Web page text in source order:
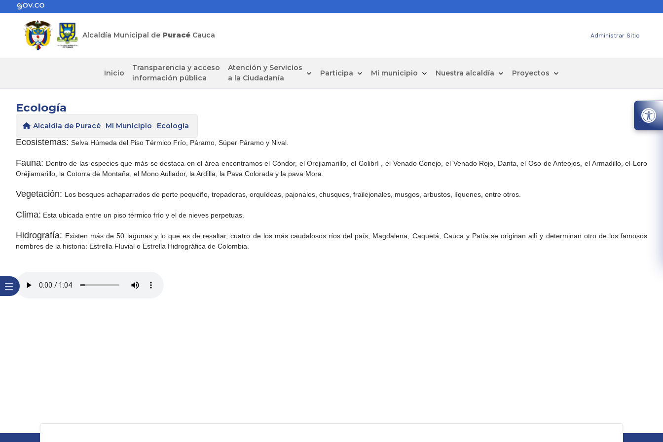
Alcaldía Municipal de Puracé Cauca Administrar Sitio
Inicio
Transparencia y acceso
información pública
Atención y Servicios
a la Ciudadanía
Participa Mi municipio Nuestra alcaldía Proyectos
Ecología
Alcaldía de Puracé Mi Municipio Ecología
​Ecosistemas: Selva Húmeda del Piso Térmico Frío, Páramo, Súper Páramo y Nival.
Fauna: Dentro de las especies que más se destaca en el área encontramos el Cóndor, el Orejiamarillo, el Colibrí , el Venado Conejo, el Venado Rojo, Danta, el Oso de Anteojos, el Armadillo, el Loro
Oréjiamarillo, la Cotorra de Montaña, el Mono Aullador, la Ardilla, la Pava Colorada y la pava Mora.
Vegetación: Los bosques achaparrados de porte pequeño, trepadoras, orquídeas, pajonales, chusques, frailejonales, musgos, arbustos, líquenes, entre otros.
Clima: Esta ubicada entre un piso térmico frío y el de nieves perpetuas.
Hidrografía: Existen más de 50 lagunas y lo que es de resaltar, cuatro de los más caudalosos ríos del país, Magdalena, Caquetá, Cauca y Patía se originan allí y determinan otro de los famosos
nombres de la historia: Estrella Fluvial o Estrella Hidrográfica de Colombia.